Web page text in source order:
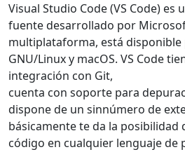
Visual Studio Code (VS Code) es
fuente desarrollado por
multiplataforma, está disponible
GNU/Linux y macOS. VS Code
integración con Git,
cuenta con soporte para
dispone de un sinnúmero de
básicamente te da la posibilidad
código en cualquier lenguaje de